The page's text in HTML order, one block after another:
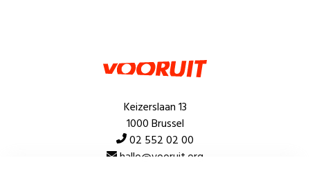
Keizerslaan 13
1000 Brussel
02 552 02 00
hallo@vooruit.org